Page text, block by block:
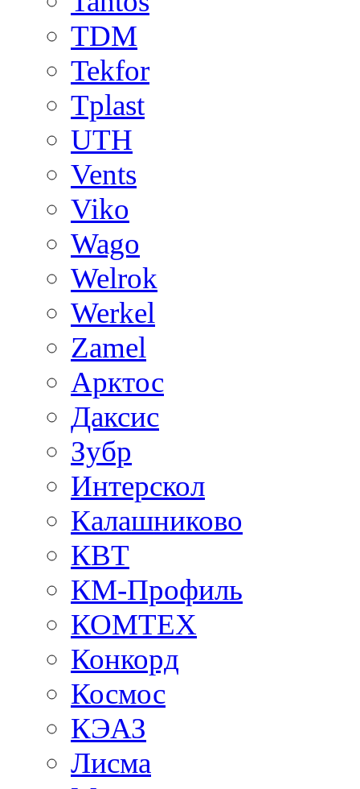
TDM
Tekfor
Tplast
UTH
Vents
Viko
Wago
Welrok
Werkel
Zamel
Арктос
Даксис
Зубр
Интерскол
Калашниково
КВТ
КМ-Профиль
КОМТЕХ
Конкорд
Космос
КЭАЗ
Лисма